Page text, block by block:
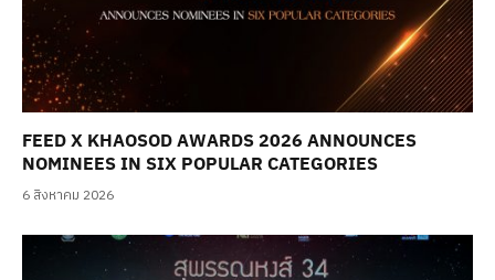
FEED X KHAOSOD AWARDS 2026 ANNOUNCES
NOMINEES IN SIX POPULAR CATEGORIES
6 สิงหาคม 2026